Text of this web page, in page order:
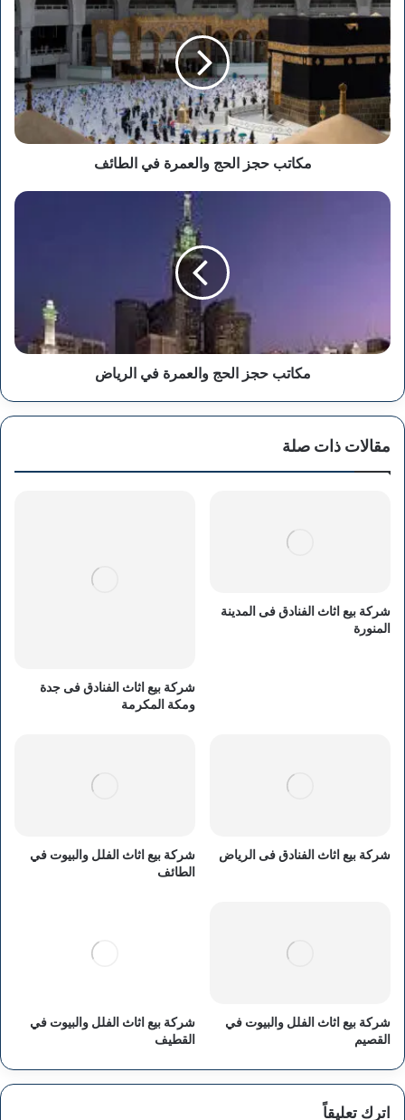
حجز
الحج
والعمرة
في
الطائف
مكاتب حجز الحج والعمرة في الطائف
مكاتب
مكاتب حجز الحج والعمرة في الرياض
مقالات ذات صلة
شركة بيع اثاث الفنادق فى المدينة
المنورة
شركة بيع اثاث الفنادق فى جدة
ومكة المكرمة
شركة بيع اثاث الفنادق فى الرياض
شركة بيع اثاث الفلل والبيوت في
الطائف
شركة بيع اثاث الفلل والبيوت في
القصيم
شركة بيع اثاث الفلل والبيوت في
القطيف
اترك تعليقاً